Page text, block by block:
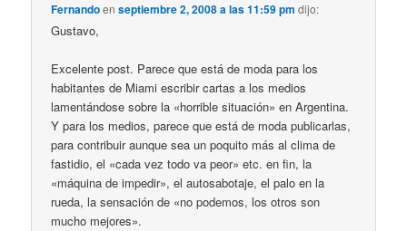
Fernandoenseptiembre 2, 2008 a las 11:59 pm dijo:
Gustavo,
Excelente post. Parece que está de moda para los
habitantes de Miami escribir cartas a los medios
lamentándose sobre la «horrible situación» en Argentina.
Y para los medios, parece que está de moda publicarlas,
para contribuir aunque sea un poquito más al clima de
fastidio, el «cada vez todo va peor» etc. en fin, la
«máquina de impedir», el autosabotaje, el palo en la
rueda, la sensación de «no podemos, los otros son
mucho mejores».